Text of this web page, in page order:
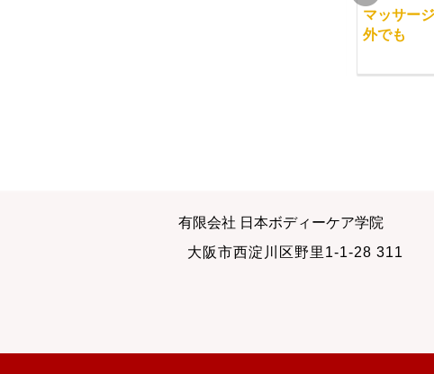
マッサー
外でも
整体学校で学んだ知識
ていませんか？
有限会社 日本ボディーケア学院
大阪市西淀川区野里1-1-28 311